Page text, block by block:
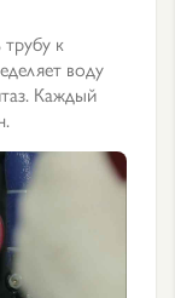
к
воду
Каждый